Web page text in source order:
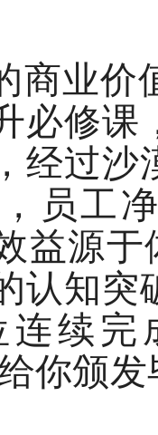
商业价
必修课
经过沙
员工
益源
认知
连续
你颁